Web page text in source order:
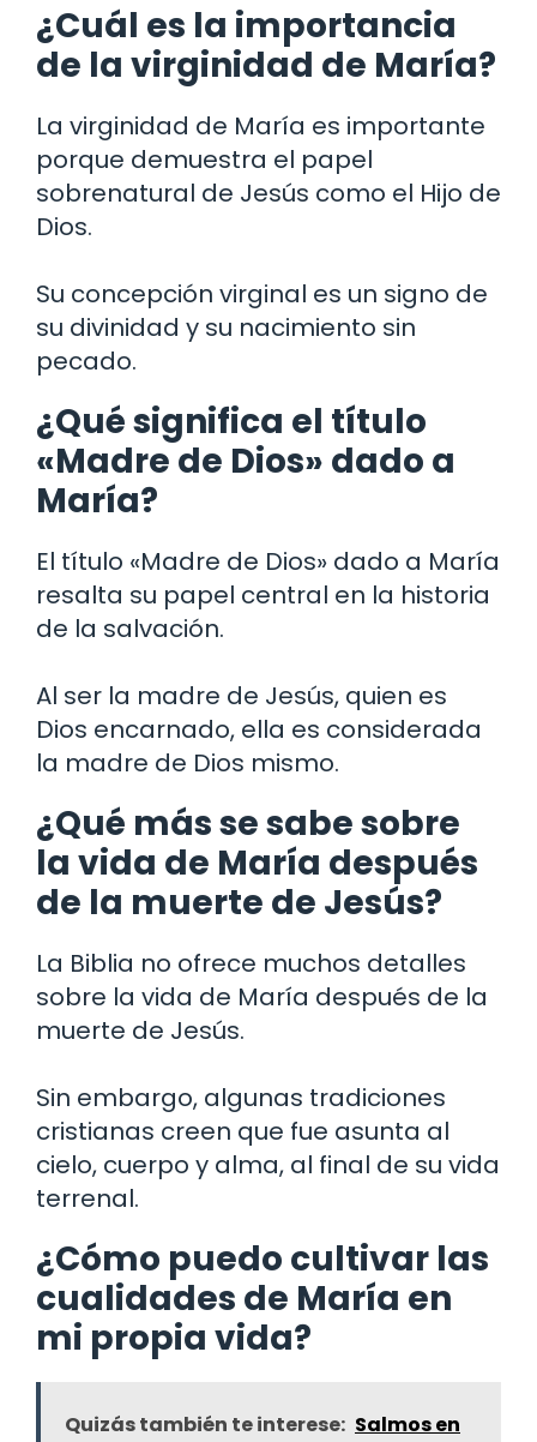
¿Cuál es la importancia
de la virginidad de María?
La virginidad de María es importante
porque demuestra el papel
sobrenatural de Jesús como el Hijo de
Dios.
Su concepción virginal es un signo de
su divinidad y su nacimiento sin
pecado.
¿Qué significa el título
«Madre de Dios» dado a
María?
El título «Madre de Dios» dado a María
resalta su papel central en la historia
de la salvación.
Al ser la madre de Jesús, quien es
Dios encarnado, ella es considerada
la madre de Dios mismo.
¿Qué más se sabe sobre
la vida de María después
de la muerte de Jesús?
La Biblia no ofrece muchos detalles
sobre la vida de María después de la
muerte de Jesús.
Sin embargo, algunas tradiciones
cristianas creen que fue asunta al
cielo, cuerpo y alma, al final de su vida
terrenal.
¿Cómo puedo cultivar las
cualidades de María en
mi propia vida?
Quizás también te interese: Salmos en